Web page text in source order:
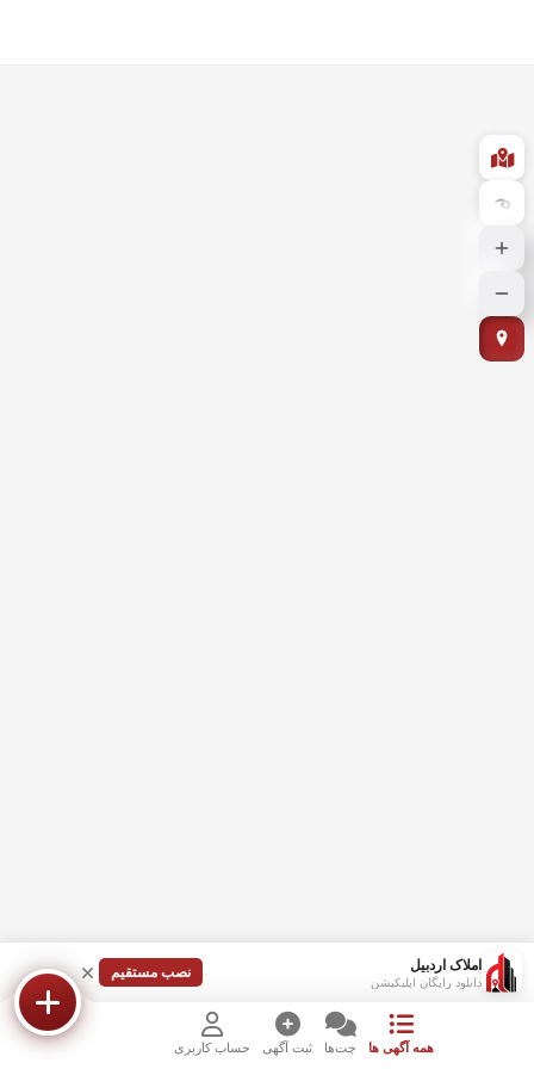
املاک اردبیل
دانلود رایگان اپلیکیشن
نصب مستقیم
همه آگهی ها چت‌ها ثبت آگهی حساب کاربری